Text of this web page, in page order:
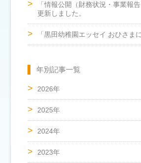
「情報公開（財務状況・事業報
更新しました。
「黒田幼稚園エッセイ おひさま
年別記事一覧
2026年
2025年
2024年
2023年